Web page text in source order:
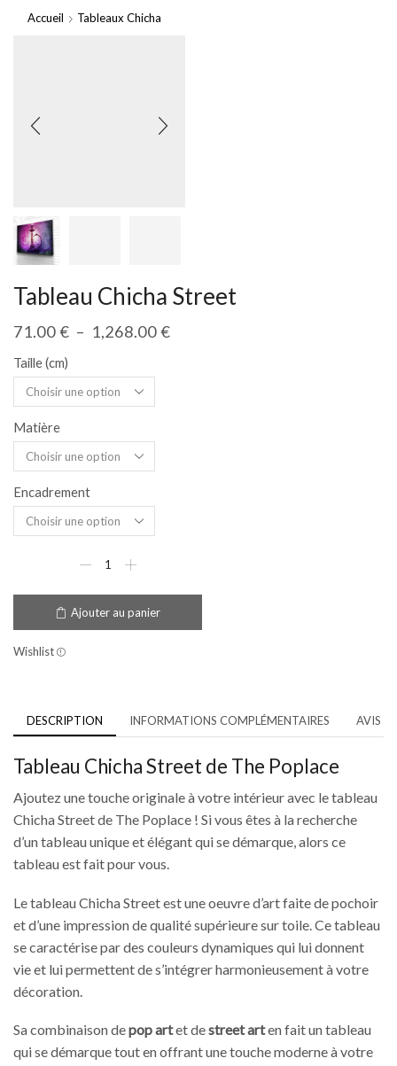
Accueil Tableaux Chicha
Tableau Chicha Street
71.00€ – 1,268.00€
Taille (cm)
Matière
Encadrement
Ajouter au panier
Wishlist
DESCRIPTION INFORMATIONS COMPLÉMENTAIRES AVIS (0)
Tableau Chicha Street de The Poplace
Ajoutez une touche originale à votre intérieur avec le tableau
Chicha Street de The Poplace ! Si vous êtes à la recherche
d’un tableau unique et élégant qui se démarque, alors ce
tableau est fait pour vous.
Le tableau Chicha Street est une oeuvre d’art faite de pochoir
et d’une impression de qualité supérieure sur toile. Ce tableau
se caractérise par des couleurs dynamiques qui lui donnent
vie et lui permettent de s’intégrer harmonieusement à votre
décoration.
Sa combinaison depop artet destreet arten fait un tableau
qui se démarque tout en offrant une touche moderne à votre